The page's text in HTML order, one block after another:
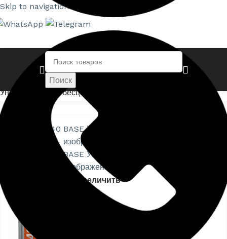
Skip to navigation
Поиск
Главная страница»
Универсальный бесцветный антисептик
Нажмите, чтобы увеличить